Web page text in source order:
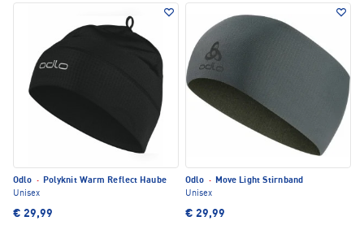
Odlo · Polyknit Warm Reflect Haube
Unisex
€ 29,99
Odlo · Move Light Stirnband
Unisex
€ 29,99